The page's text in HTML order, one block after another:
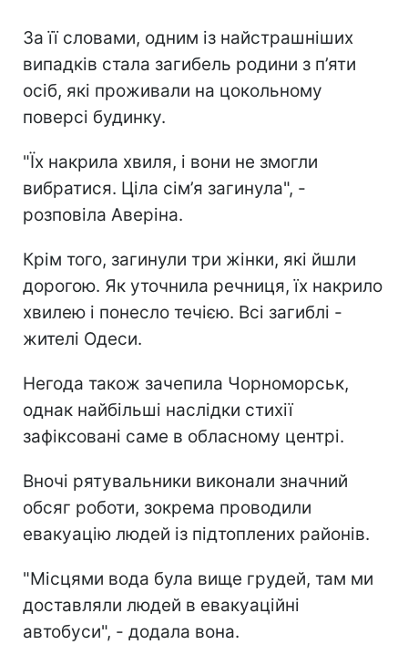
За її словами, одним із найстрашніших
випадків стала загибель родини з п’яти
осіб, які проживали на цокольному
поверсі будинку.
"Їх накрила хвиля, і вони не змогли
вибратися. Ціла сім’я загинула", -
розповіла Аверіна.
Крім того, загинули три жінки, які йшли
дорогою. Як уточнила речниця, їх накрило
хвилею і понесло течією. Всі загиблі -
жителі Одеси.
Негода також зачепила Чорноморськ,
однак найбільші наслідки стихії
зафіксовані саме в обласному центрі.
Вночі рятувальники виконали значний
обсяг роботи, зокрема проводили
евакуацію людей із підтоплених районів.
"Місцями вода була вище грудей, там ми
доставляли людей в евакуаційні
автобуси", - додала вона.